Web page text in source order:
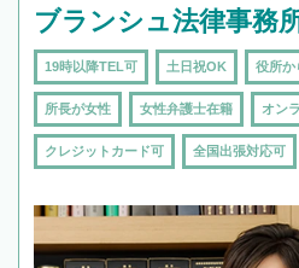
ブランシュ法律事務
19時以降TEL可 土日祝OK 役所か
所長が女性 女性弁護士在籍 オン
クレジットカード可 全国出張対応可